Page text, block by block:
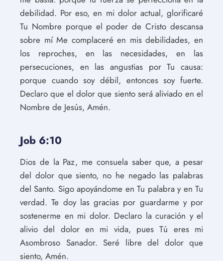
debilidad. Por eso, en mi dolor actual, glorificaré
Tu Nombre porque el poder de Cristo descansa
sobre mí Me complaceré en mis debilidades, en
los reproches, en las necesidades, en las
persecuciones, en las angustias por Tu causa:
porque cuando soy débil, entonces soy fuerte.
Declaro que el dolor que siento será aliviado en el
Nombre de Jesús, Amén.
Job 6:10
Dios de la Paz, me consuela saber que, a pesar
del dolor que siento, no he negado las palabras
del Santo. Sigo apoyándome en Tu palabra y en Tu
verdad. Te doy las gracias por guardarme y por
sostenerme en mi dolor. Declaro la curación y el
alivio del dolor en mi vida, pues Tú eres mi
Asombroso Sanador. Seré libre del dolor que
siento, Amén.